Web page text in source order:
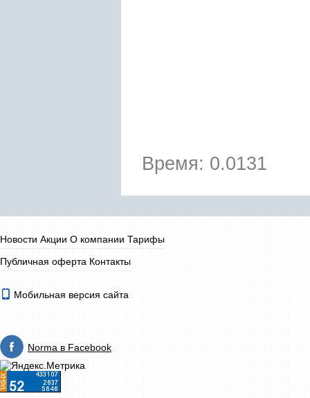
Время: 0.0131
Новости Акции О компании Тарифы
Публичная оферта Контакты
Мобильная версия сайта
Norma в Facebook